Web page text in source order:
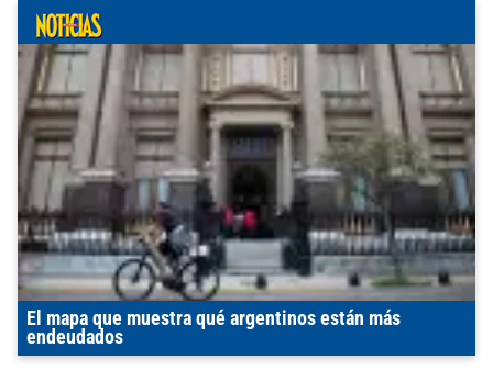
El mapa que muestra qué argentinos están más
endeudados